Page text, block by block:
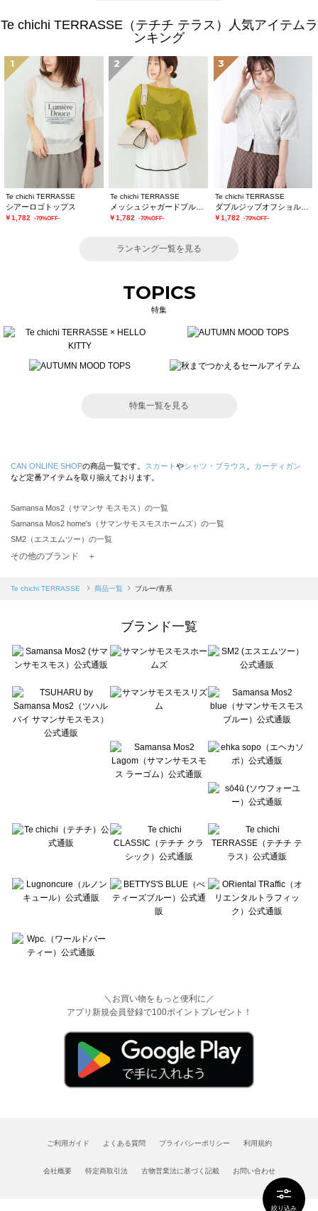
絞り込み
Te chichi TERRASSE（テチチ テラス）人気アイテムラ
ンキング
1
Te chichi TERRASSE
シアーロゴトップス
￥1,782 -70%OFF-
2
Te chichi TERRASSE
￥1,782 -70%OFF-
3
Te chichi TERRASSE
ダブルジップオフショルカットトップス
￥1,782 -70%OFF-
ランキング一覧を見る
TOPICS
特集
特集一覧を見る
CAN ONLINE SHOPの商品一覧です。 スカート やシャツ・ブラウス
カーディガン
など定番アイテムを取り揃えております。
Samansa Mos2（サマンサ モスモス）の一覧
Samansa Mos2 home's（サマンサモスモスホームズ）の一覧
SM2（エスエムツー）の一覧
TSUHARU by Samansa Mos2（ツハルバイサマンサモスモス）の一覧
Samansa Mos2 blue（サマンサモスモス ブルー）の一覧
Te chichi（テチチ）の一覧
Te chichi CLASSIC（テチチ クラシック）の一覧
Lugnoncure（ルノンキュール）の一覧
BETTY'S BLUE（べティーズブルー）の一覧
Wpc.（ワールドパーティー）の一覧
その他のブランド ＋
Te chichi TERRASSE 商品一覧 ブルー/青系
ブランド一覧
＼お買い物をもっと便利に／
アプリ新規会員登録で100ポイントプレゼント！
ご利用ガイド よくある質問 プライバシーポリシー 利用規約
会社概要 特定商取引法 古物営業法に基づく記載 お問い合わせ